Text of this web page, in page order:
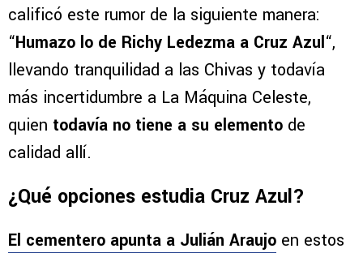
calificó este rumor de la siguiente manera:
“Humazo lo de Richy Ledezma a Cruz Azul“,
llevando tranquilidad a las Chivas y todavía
más incertidumbre a La Máquina Celeste,
quien todavía no tiene a su elemento de
calidad allí.
¿Qué opciones estudia Cruz Azul?
El cementero apunta a Julián Araujo en estos